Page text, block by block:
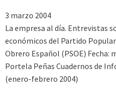
3 marzo 2004
La empresa al día. Entrevistas
económicos del Partido
Obrero Español (PSOE) Fecha:
Portela Peñas Cuadernos de
(enero-febrero 2004)